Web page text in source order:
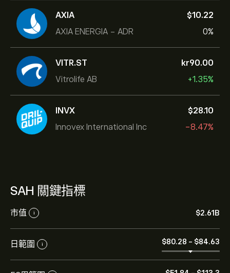
AXIA
AXIA ENERGIA - ADR
‎$‎10.22
0%
VITR.ST
Vitrolife AB
‎kr‎90.00
+1.35%
INVX
Innovex International Inc
‎$‎28.10
-8.47%
SAH 關鍵指標
市值 i ‎$‎2.61B
日範圍 i ‎$‎80.28 - ‎$‎84.63